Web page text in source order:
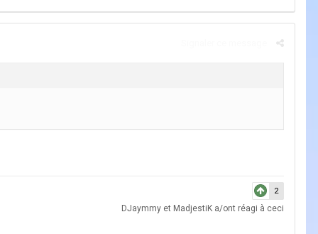
2
DJaymmy et MadjestiK a/ont réagi à ceci